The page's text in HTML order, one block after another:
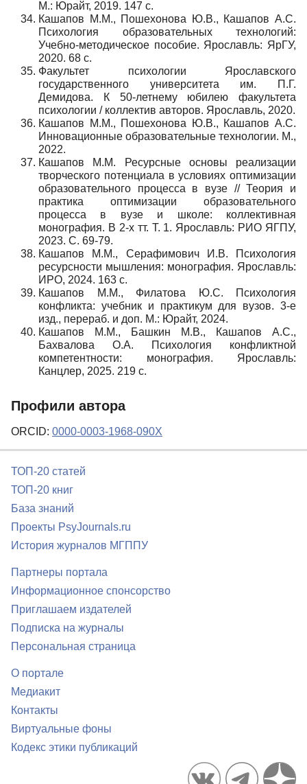
М.: Юрайт, 2019. 147 с.
Кашапов М.М., Пошехонова Ю.В., Кашапов А.С.
Психология образовательных технологий:
Учебно-методическое пособие. Ярославль: ЯрГУ,
2020. 68 с.
Факультет психологии Ярославского
государственного университета им. П.Г.
Демидова. К 50-летнему юбилею факультета
психологии / коллектив авторов. Ярославль, 2020.
Кашапов М.М., Пошехонова Ю.В., Кашапов А.С.
Инновационные образовательные технологии. М.,
2022.
Кашапов М.М. Ресурсные основы реализации
творческого потенциала в условиях оптимизации
образовательного процесса в вузе // Теория и
практика оптимизации образовательного
процесса в вузе и школе: коллективная
монография. В 2-х тт. Т. 1. Ярославль: РИО ЯГПУ,
2023. С. 69-79.
Кашапов М.М., Серафимович И.В. Психология
ресурсности мышления: монография. Ярославль:
ИРО, 2024. 163 с.
Кашапов М.М., Филатова Ю.С. Психология
конфликта: учебник и практикум для вузов. 3-е
изд., перераб. и доп. М.: Юрайт, 2024.
Кашапов М.М., Башкин М.В., Кашапов А.С.,
Бахвалова О.А. Психология конфликтной
компетентности: монография. Ярославль:
Канцлер, 2025. 219 с.
Профили автора
ORCID: 0000-0003-1968-090X
ТОП-20 статей
ТОП-20 книг
База знаний
Проекты PsyJournals.ru
История журналов МГППУ
Партнеры портала
Информационное спонсорство
Приглашаем издателей
Подписка на журналы
Персональная страница
О портале
Медиакит
Контакты
Виртуальные фоны
Кодекс этики публикаций